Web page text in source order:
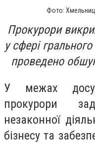
Фото:
Прокурори
у сфері
проведено
У межах
прокурори
незаконної
бізнесу та